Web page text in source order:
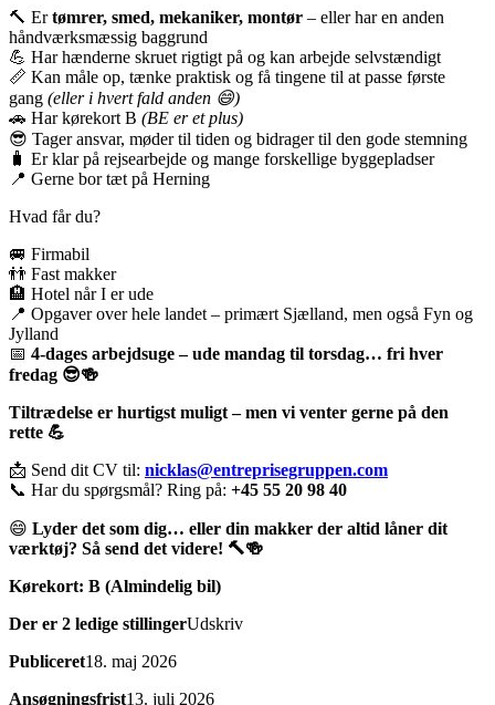
🔨 Ertømrer, smed, mekaniker, montør – eller har en anden
håndværksmæssig baggrund
💪 Har hænderne skruet rigtigt på og kan arbejde selvstændigt
📏 Kan måle op, tænke praktisk og få tingene til at passe første
gang (eller i hvert fald anden 😄)
🚗 Har kørekort B (BE er et plus)
😎 Tager ansvar, møder til tiden og bidrager til den gode stemning
🧳 Er klar på rejsearbejde og mange forskellige byggepladser
📍 Gerne bor tæt på Herning
Hvad får du?
🚐 Firmabil
👬 Fast makker
🏨 Hotel når I er ude
📍 Opgaver over hele landet – primært Sjælland, men også Fyn og
Jylland
📅 4-dages arbejdsuge – ude mandag til torsdag… fri hver
fredag 😎🍻
Tiltrædelse er hurtigst muligt – men vi venter gerne på den
rette 💪
📩 Send dit CV til: nicklas@entreprisegruppen.com
📞 Har du spørgsmål? Ring på: +45 55 20 98 40
😄 Lyder det som dig… eller din makker der altid låner dit
værktøj? Så send det videre! 🔨🍻
Kørekort: B (Almindelig bil)
Der er 2 ledige stillingerUdskriv
Publiceret18. maj 2026
Ansøgningsfrist13. juli 2026